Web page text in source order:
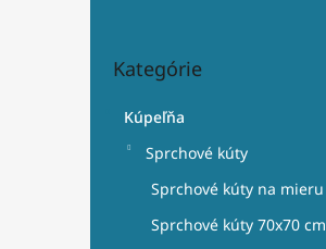
kategórie
Kategórie
Kúpeľňa
Sprchové kúty
Sprchové kúty na mieru
Sprchové kúty 70x70 cm